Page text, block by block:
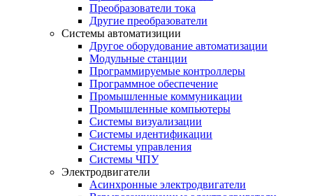
Преобразователи тока
Другие преобразователи
Системы автоматизиции
Другое оборудование автоматизации
Модульные станции
Программируемые контроллеры
Программное обеспечение
Промышленные коммуникации
Промышленные компьютеры
Системы визуализации
Системы идентификации
Системы управления
Системы ЧПУ
Электродвигатели
Асинхронные электродвигатели